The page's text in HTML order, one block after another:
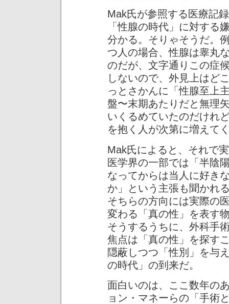
Mak氏が参照する医療記
「性腺の時代」に対する
分かる。そりゃそうだ。
つ人の場合、性腺は睾丸
のだが、文字通りこの症
しないので、外見上はど
っとさかんに「性腺至上
盤〜末期あたりだと無理
いくるめていたのだけれ
を抱く人が次第に増えて
Mak氏によると、それで
医学界の一部では「半陰
なってからは当人に好き
か」という主張も聞かれ
そちらの方向には実際の
変わる「真の性」を表す
そうするうちに、外科手
焦点は「真の性」を探す
隠蔽しつつ「性別」を与
の時代」の到来だ。
面白いのは、ここ数年の
ョン・マネーらの「手術